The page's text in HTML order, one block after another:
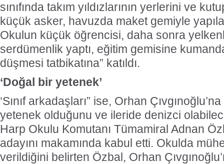
sınıfında takım yıldızlarının yerlerini ve
küçük asker, havuzda maket gemiyle
Okulun küçük öğrencisi, daha sonra
serdümenlik yaptı, eğitim gemisine
düşmesi tatbikatına” katıldı.
‘Doğal bir yetenek’
‘Sınıf arkadaşları” ise, Orhan
yetenek olduğunu ve ileride denizci
Harp Okulu Komutanı Tümamiral Adnan
adayını makamında kabul etti. Okulda
verildiğini belirten Özbal, Orhan